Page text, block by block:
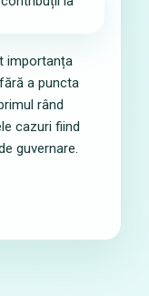
importanța
a puncta
rând
cazuri fiind
guvernare.